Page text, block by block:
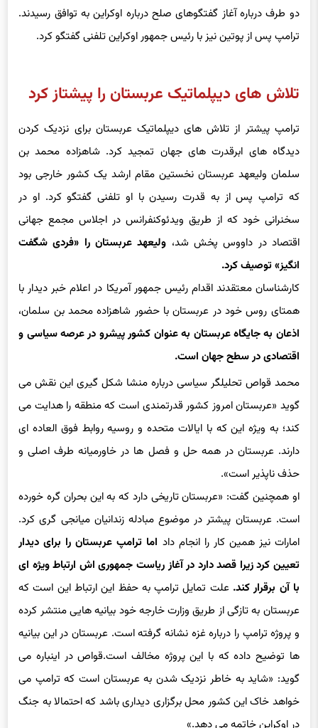
دو طرف درباره آغاز گفتگوهای صلح درباره اوکراین به توافق رسیدند.
ترامپ پس از پوتین نیز با رئیس جمهور اوکراین تلفنی گفتگو کرد.
تلاش های دیپلماتیک عربستان را پیشتاز کرد
ترامپ پیشتر از تلاش های دیپلماتیک عربستان برای نزدیک کردن
دیدگاه های ابرقدرت های جهان تمجید کرد. شاهزاده محمد بن
سلمان ولیعهد عربستان نخستین مقام ارشد یک کشور خارجی بود
که ترامپ پس از به قدرت رسیدن با او تلفنی گفتگو کرد. او در
سخنرانی خود که از طریق ویدئوکنفرانس در اجلاس مجمع جهانی
اقتصاد در داووس پخش شد، ولیعهد عربستان را «فردی شگفت
انگیز» توصیف کرد.
کارشناسان معتقدند اقدام رئیس جمهور آمریکا در اعلام خبر دیدار با
همتای روس خود در عربستان با حضور شاهزاده محمد بن سلمان،
اذعان به جایگاه عربستان به عنوان کشور پیشرو در عرصه سیاسی و
اقتصادی در سطح جهان است.
محمد قواص تحلیلگر سیاسی درباره منشا شکل گیری این نقش می
گوید «عربستان امروز کشور قدرتمندی است که منطقه را هدایت می
کند؛ به ویژه این که با ایالات متحده و روسیه روابط فوق العاده ای
دارند. عربستان در همه حل و فصل ها در خاورمیانه طرف اصلی و
حذف ناپذیر است».
او همچنین گفت: «عربستان تاریخی دارد که به این بحران گره خورده
است. عربستان پیشتر در موضوع مبادله زندانیان میانجی گری کرد.
امارات نیز همین کار را انجام داد اما ترامپ عربستان را برای دیدار
تعیین کرد زیرا قصد دارد در آغاز ریاست جمهوری اش ارتباط ویژه ای
با آن برقرار کند. علت تمایل ترامپ به حفظ این ارتباط این است که
عربستان به تازگی از طریق وزارت خارجه خود بیانیه هایی منتشر کرده
و پروژه ترامپ را درباره غزه نشانه گرفته است. عربستان در این بیانیه
ها توضیح داده که با این پروژه مخالف است.قواص در اینباره می
گوید: «شاید به خاطر نزدیک شدن به عربستان است که ترامپ می
خواهد خاک این کشور محل برگزاری دیداری باشد که احتمالا به جنگ
در اوکراین خاتمه می دهد.»